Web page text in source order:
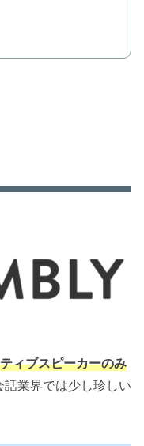
ィブスピーカーのみ
業界では少し珍しい